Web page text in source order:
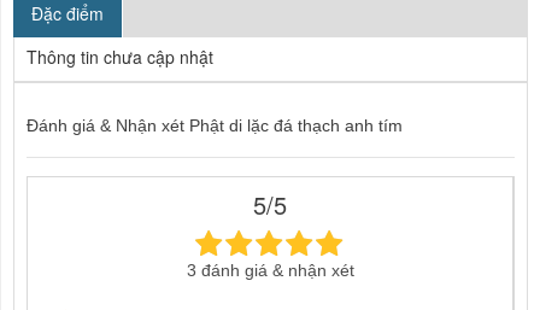
Đặc điểm
Thông tin chưa cập nhật
Đánh giá & Nhận xét Phật di lặc đá thạch anh tím
5/5
3 đánh giá & nhận xét